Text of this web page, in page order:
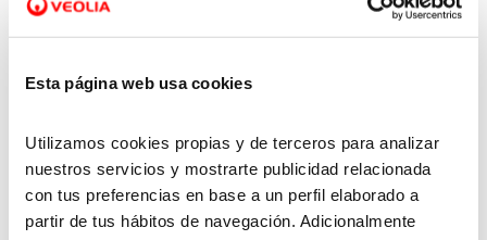
Esta página web usa cookies
Utilizamos cookies propias y de terceros para analizar
nuestros servicios y mostrarte publicidad relacionada
con tus preferencias en base a un perfil elaborado a
partir de tus hábitos de navegación. Adicionalmente
17 JUN 2019
Cáncer